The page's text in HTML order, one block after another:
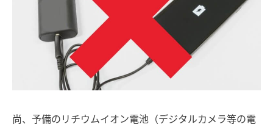
尚、予備のリチウムイオン電池（デジタルカメラ等の電